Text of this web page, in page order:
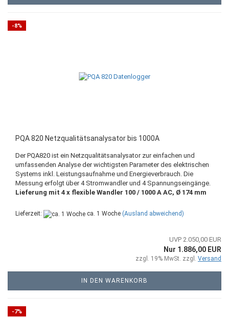
-8%
PQA 820 Netzqualitätsanalysator bis 1000A
Der PQA820 ist ein Netzqualitätsanalysator zur einfachen und
umfassenden Analyse der wichtigsten Parameter des elektrischen
Systems inkl. Leistungsaufnahme und Energieverbrauch. Die
Messung erfolgt über 4 Stromwandler und 4 Spannungseingänge.
Lieferung mit 4 x flexible Wandler 100 / 1000 A AC, Ø 174 mm
Lieferzeit: ca. 1 Woche (Ausland abweichend)
UVP 2.050,00 EUR
Nur 1.886,00 EUR
zzgl. 19% MwSt. zzgl. Versand
IN DEN WARENKORB
-7%